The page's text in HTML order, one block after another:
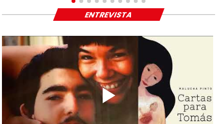
ENTREVISTA